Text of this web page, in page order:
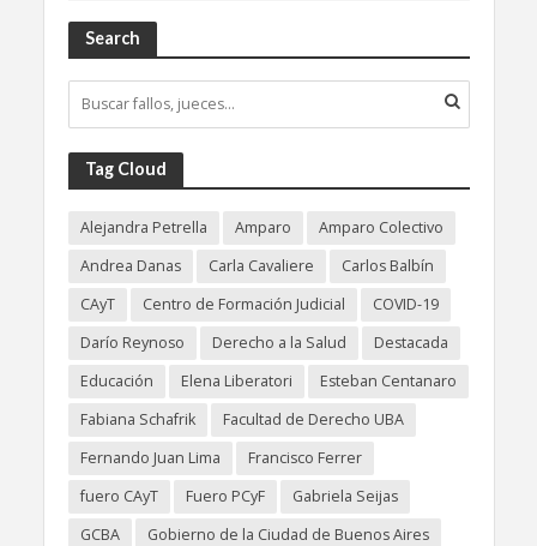
Search
Tag Cloud
Alejandra Petrella Amparo
Amparo Colectivo
Andrea Danas
Carla Cavaliere
Carlos Balbín
CAyT
Centro de Formación Judicial
COVID-19
Darío Reynoso
Derecho a la Salud
Destacada
Educación
Elena Liberatori
Esteban Centanaro
Fabiana Schafrik
Facultad de Derecho UBA
Fernando Juan Lima
Francisco Ferrer
fuero CAyT
Fuero PCyF
Gabriela Seijas
GCBA
Gobierno de la Ciudad de Buenos Aires